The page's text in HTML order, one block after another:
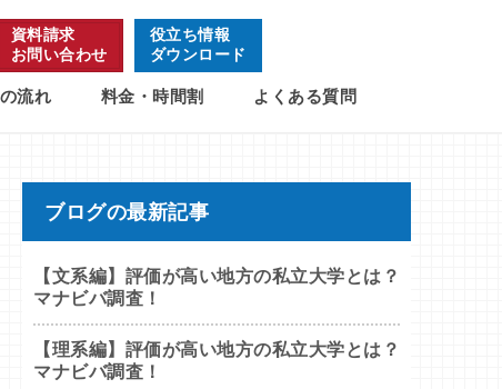
資料請求
お問い合わせ
役立ち情報
ダウンロード
流れ 料金・時間割 よくある質問
ブログの最新記事
【文系編】評価が高い地方の私立大学とは？
マナビバ調査！
【理系編】評価が高い地方の私立大学とは？
マナビバ調査！